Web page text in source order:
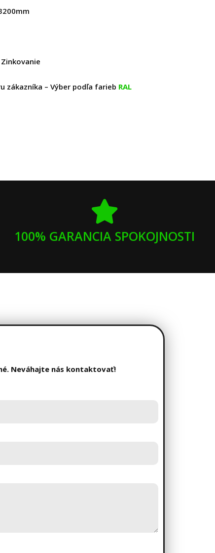
Zinkovanie
zákazníka – Výber podľa farieb RAL
100% GARANCIA SPOKOJNOSTI
Neváhajte nás kontaktovať!